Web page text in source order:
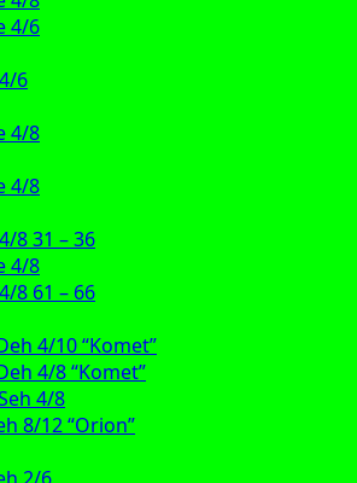
4/6
6
4/8
4/8
8 31 – 36
4/8
8 61 – 66
4/10 “Komet”
4/8 “Komet”
4/8
8/12 “Orion”